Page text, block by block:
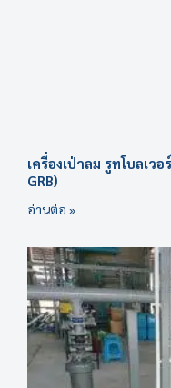
เครื่องเป่าลม รูทโบลเว
GRB)
อ่านต่อ »